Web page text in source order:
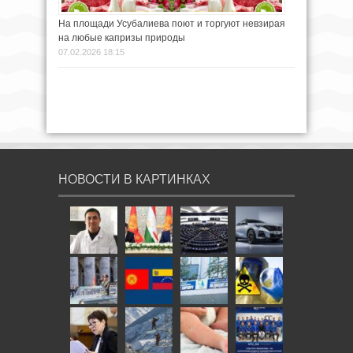
На площади Усубалиева поют и торгуют невзирая
на любые капризы природы
07.02.2026 18:15
НОВОСТИ В КАРТИНКАХ